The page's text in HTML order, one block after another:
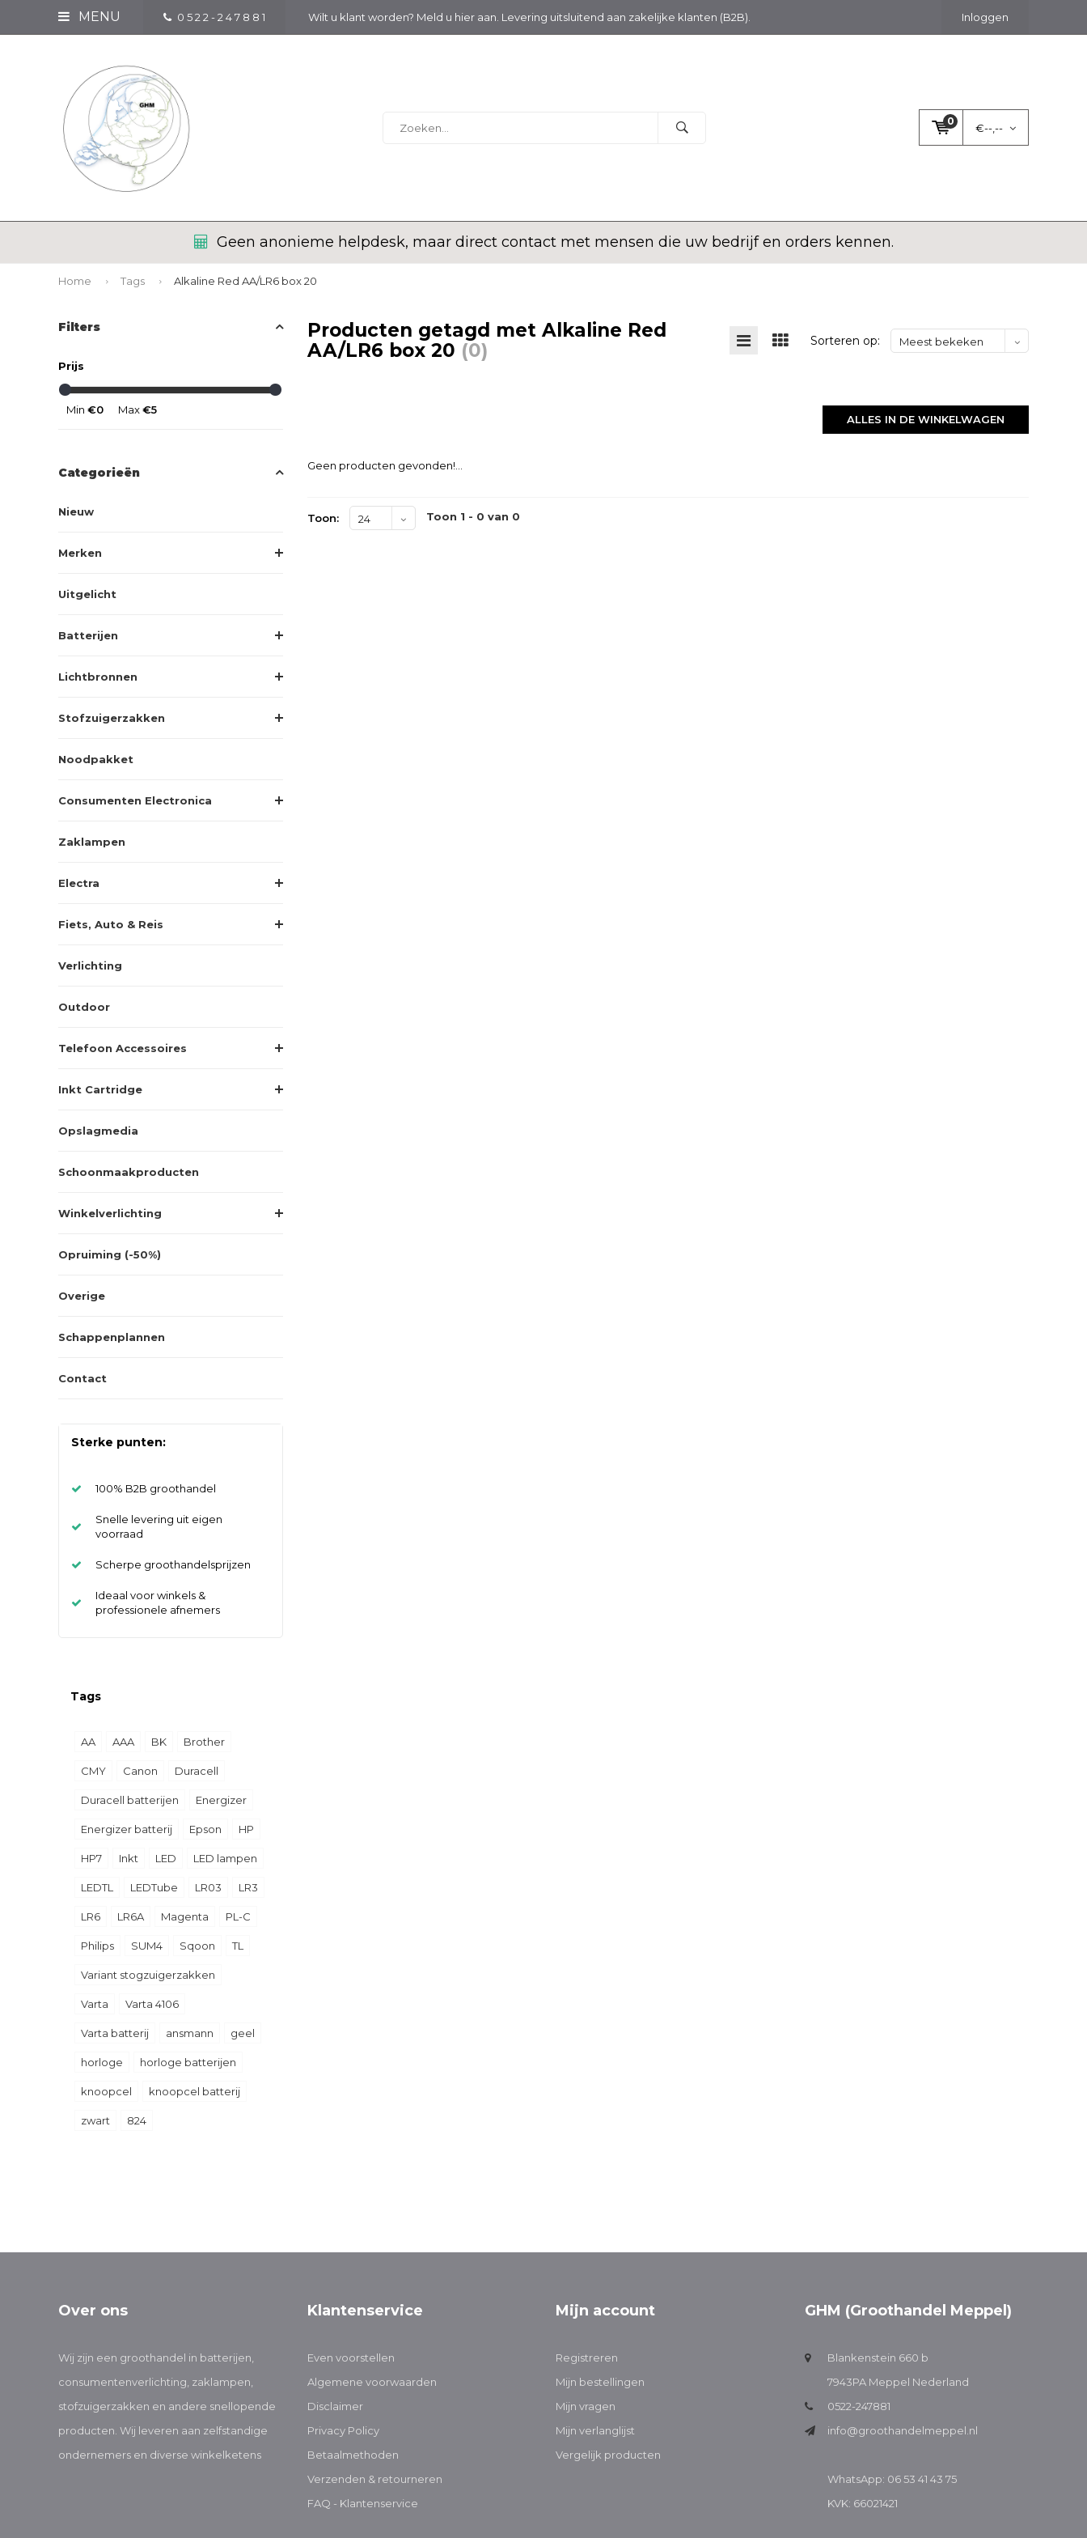
MENU 0 5 2 2 - 2 4 7 8 8 1 Wilt u klant worden? Meld u hier aan. Levering uitsluitend aan zakelijke klanten (B2B). Inloggen
0
€--,--
Geen anonieme helpdesk, maar direct contact met mensen die uw bedrijf en orders kennen.
Home Tags Alkaline Red AA/LR6 box 20
Filters
Prijs
Min €0 Max€5
Categorieën
Nieuw
Merken
Uitgelicht
Batterijen
Lichtbronnen
Stofzuigerzakken
Noodpakket
Consumenten Electronica
Zaklampen
Electra
Fiets, Auto & Reis
Verlichting
Outdoor
Telefoon Accessoires
Inkt Cartridge
Opslagmedia
Schoonmaakproducten
Winkelverlichting
Opruiming (-50%)
Overige
Schappenplannen
Contact
Sterke punten:
100% B2B groothandel
Snelle levering uit eigen
voorraad
Scherpe groothandelsprijzen
Ideaal voor winkels &
professionele afnemers
Tags
AA AAA BK Brother
CMY Canon Duracell
Duracell batterijen Energizer
Energizer batterij Epson HP
HP7 Inkt LED LED lampen
LEDTL LEDTube LR03 LR3
LR6 LR6A Magenta PL-C
Philips SUM4 Sqoon TL
Variant stogzuigerzakken
Varta Varta 4106
Varta batterij ansmann geel
horloge horloge batterijen
knoopcel knoopcel batterij
zwart 824
Producten getagd met Alkaline Red
AA/LR6 box 20 (0) Sorteren op: Meest bekeken
ALLES IN DE WINKELWAGEN
Geen producten gevonden!...
Toon: 24 Toon 1 - 0 van 0
Over ons
Wij zijn een groothandel in batterijen,
consumentenverlichting, zaklampen,
stofzuigerzakken en andere snellopende
producten. Wij leveren aan zelfstandige
ondernemers en diverse winkelketens
Klantenservice
Even voorstellen
Algemene voorwaarden
Disclaimer
Privacy Policy
Betaalmethoden
Verzenden & retourneren
FAQ - Klantenservice
Mijn account
Registreren
Mijn bestellingen
Mijn vragen
Mijn verlanglijst
Vergelijk producten
GHM (Groothandel Meppel)
Blankenstein 660 b
7943PA Meppel Nederland
0522-247881
info@groothandelmeppel.nl
WhatsApp: 06 53 41 43 75
KVK: 66021421